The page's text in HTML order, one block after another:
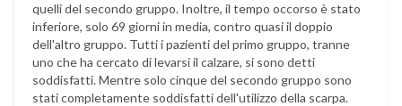
quelli del secondo gruppo. Inoltre, il tempo occorso è stato
inferiore, solo 69 giorni in media, contro quasi il doppio
dell'altro gruppo. Tutti i pazienti del primo gruppo, tranne
uno che ha cercato di levarsi il calzare, si sono detti
soddisfatti. Mentre solo cinque del secondo gruppo sono
stati completamente soddisfatti dell'utilizzo della scarpa.